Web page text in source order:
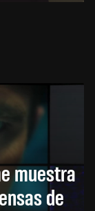
muestra
de